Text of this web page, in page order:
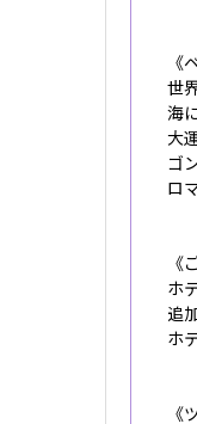
《
世
海
大
ゴ
ロ
《
ホ
追
ホ
《